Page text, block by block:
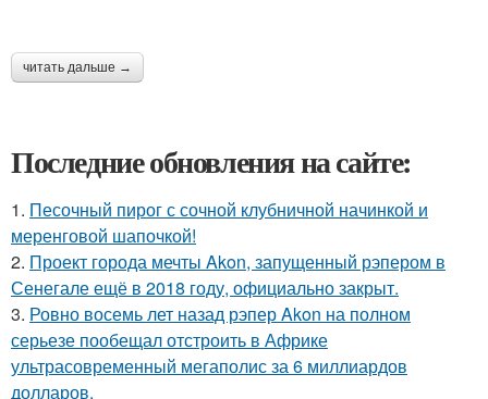
читать дальше →
Последние обновления на сайте:
1. Песочный пирог с сочной клубничной начинкой и
меренговой шапочкой!
2. Проект города мечты Akon, запущенный рэпером в
Сенегале ещё в 2018 году, официально закрыт.
3. Ровно восемь лет назад рэпер Akon на полном
серьезе пообещал отстроить в Африке
ультрасовременный мегаполис за 6 миллиардов
долларов.